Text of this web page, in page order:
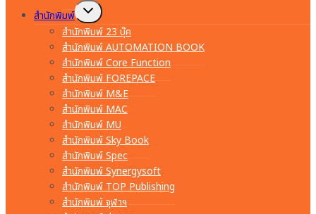
สำนักพิมพ์
Toggle
child
menu
สำนักพิมพ์ 23 บุ๊ค
สำนักพิมพ์ AUTOMATION BOOK
สำนักพิมพ์ Core Function
สำนักพิมพ์ FOREPACE
สำนักพิมพ์ M&E
สำนักพิมพ์ MAC
สำนักพิมพ์ MU
สำนักพิมพ์ Sky Book
สำนักพิมพ์ Spec
สำนักพิมพ์ Synergysoft
สำนักพิมพ์ TOP Publishing
สำนักพิมพ์ จุฬาฯ